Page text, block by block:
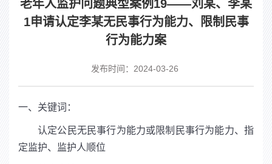
老年人监护问题典型案例19——刘某、李某
1申请认定李某无民事行为能力、限制民事
行为能力案
发布时间：2024-03-26
一、关键词：
认定公民无民事行为能力或限制民事行为能力、指
定监护、监护人顺位